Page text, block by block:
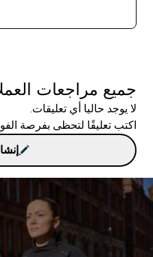
جميع مراجعات
لا يوجد حاليا أي تعليقات.
اكتب تعليقًا لتحظى بفرصة الفوز